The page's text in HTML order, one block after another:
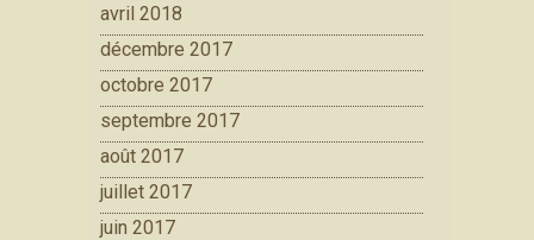
avril 2018
décembre 2017
octobre 2017
septembre 2017
août 2017
juillet 2017
juin 2017